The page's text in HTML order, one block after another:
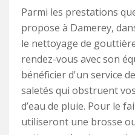
Parmi les prestations
propose à Damerey,
le nettoyage de
rendez-vous avec son
bénéficier d'un service
saletés qui obstruent
d’eau de pluie. Pour le
utiliseront une brosse